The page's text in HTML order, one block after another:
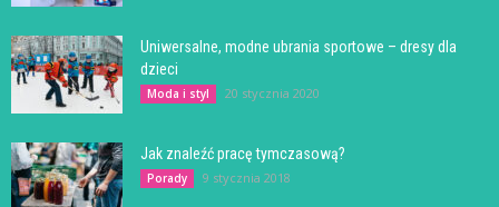
Uniwersalne, modne ubrania sportowe – dresy dla
dzieci
Moda i styl 20 stycznia 2020
Jak znaleźć pracę tymczasową?
Porady 9 stycznia 2018